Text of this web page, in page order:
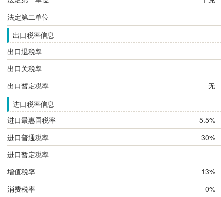
法定第二单位
出口税率信息
出口退税率
出口关税率
出口暂定税率
无
进口税率信息
进口最惠国税率
5.5%
进口普通税率
30%
进口暂定税率
增值税率
13%
消费税率
0%